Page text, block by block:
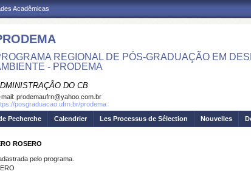
Acadêmicas
REGIONAL DE PÓS-GRADUAÇÃO EM
- PRODEMA
DO CB
mail: prodemaufrn@yahoo.com.br
posgraduacao.ufrn.br/prodema
Pecherche Calendrier Les Processus de Sélection Nouvelles
ROSERO
pelo programa.